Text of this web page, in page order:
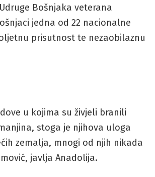
Bošnjaka veterana
jedna od 22 nacionalne
prisutnost te nezaobilaznu
u kojima su živjeli branili
stoga je njihova uloga
zemalja, mnogi od njih nikada
javlja Anadolija.